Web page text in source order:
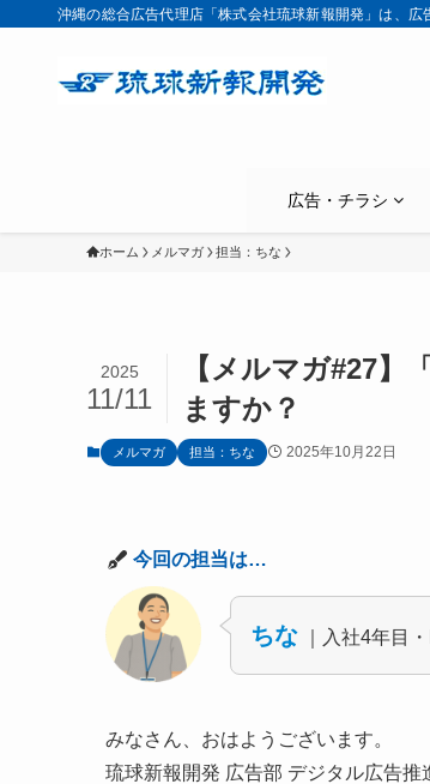
沖縄の総合広告代理店「株式会社琉球新報開発」は、
広告・チラシ
ホーム メルマガ 担当：ちな
【メルマガ#27
ますか？
2025
11/11
メルマガ 担当：ちな 2025年10月22日
今回の担当は…
ちな ｜入社4年目
みなさん、おはようございます。
琉球新報開発 広告部 デジタル広告推